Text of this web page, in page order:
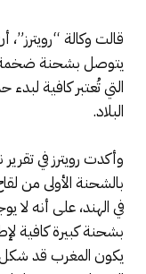
قالت وكالة “رويترز”،
يتوصل بشحنة ضخمة
التي تُعتبر كافية
البلاد.
وأكدت رويترز في
بالشحنة الأولى من
في الهند، على أنه لا
بشحنة كبيرة كافية
يكون المغرب قد شكل